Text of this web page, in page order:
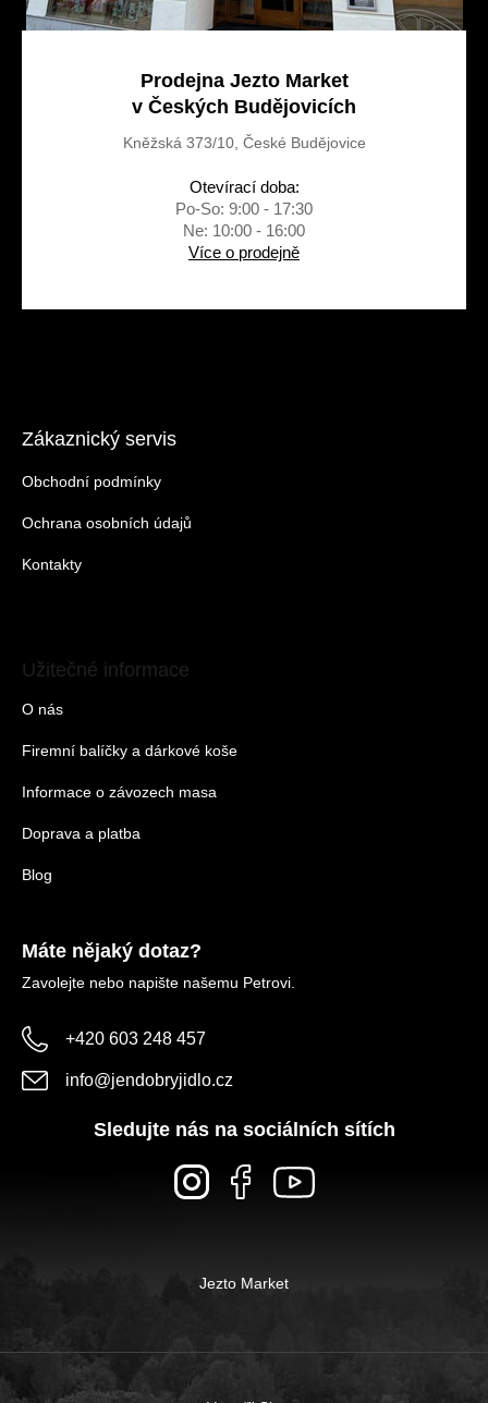
Prodejna Jezto Market
v Českých Budějovicích
Kněžská 373/10, České Budějovice
Otevírací doba:
Po-So: 9:00 - 17:30
Ne: 10:00 - 16:00
Více o prodejně
Zákaznický servis
Obchodní podmínky
Ochrana osobních údajů
Kontakty
Užitečné informace
O nás
Firemní balíčky a dárkové koše
Informace o závozech masa
Doprava a platba
Blog
Máte nějaký dotaz?
Zavolejte nebo napište našemu Petrovi.
+420 603 248 457
info@jendobryjidlo.cz
Sledujte nás na sociálních sítích
Jezto Market